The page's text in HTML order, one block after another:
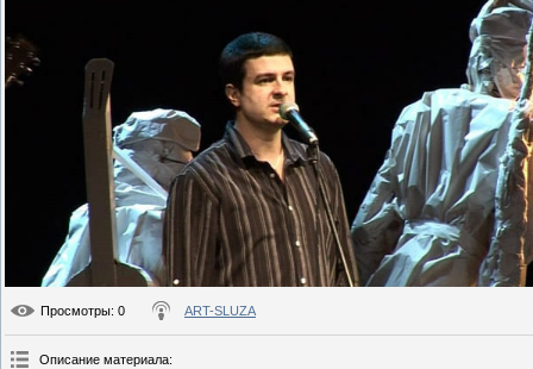
Просмотры: 0 ART-SLUZA
Описание материала: